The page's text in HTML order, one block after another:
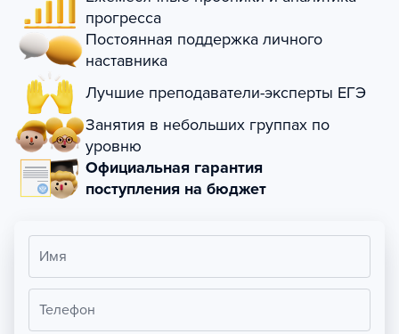
прогресса
Постоянная поддержка личного
наставника
Лучшие преподаватели-эксперты ЕГЭ
Занятия в небольших группах по
уровню
Официальная гарантия
поступления на бюджет
Имя
Телефон